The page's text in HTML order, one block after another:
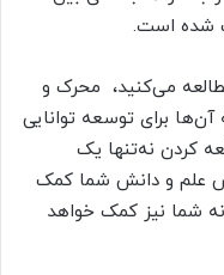
شده است.
می‌کنید، محرک و
برای توسعه توانایی
کردن نه‌تنها یک
علم و دانش شما کمک
شما نیز کمک خواهد